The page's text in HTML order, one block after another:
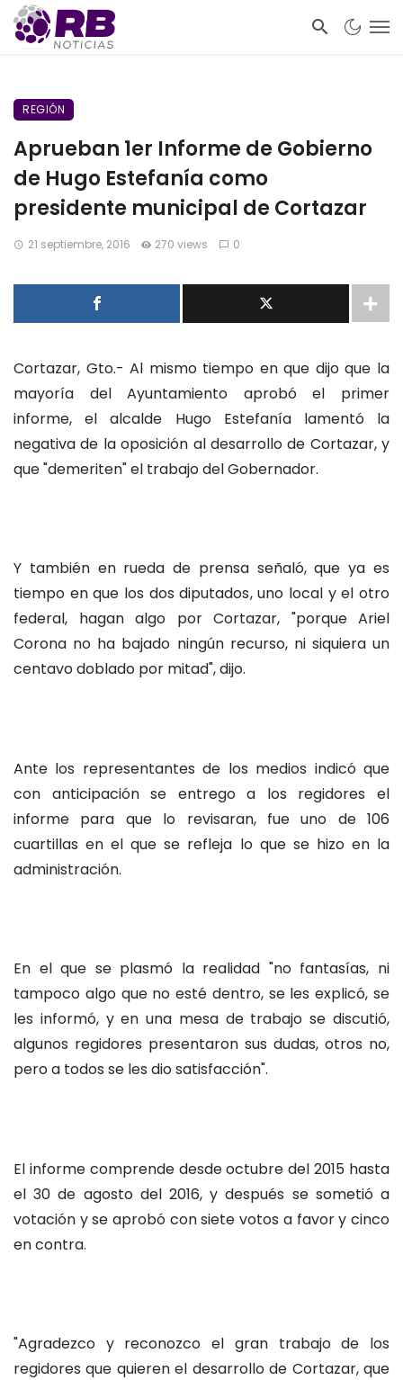
REGIÓN
Aprueban 1er Informe de Gobierno
de Hugo Estefanía como
presidente municipal de Cortazar
21 septiembre, 2016 270 views 0
Cortazar, Gto.- Al mismo tiempo en que dijo que la
mayoría del Ayuntamiento aprobó el primer
informe, el alcalde Hugo Estefanía lamentó la
negativa de la oposición al desarrollo de Cortazar, y
que "demeriten" el trabajo del Gobernador.
Y también en rueda de prensa señaló, que ya es
tiempo en que los dos diputados, uno local y el otro
federal, hagan algo por Cortazar, "porque Ariel
Corona no ha bajado ningún recurso, ni siquiera un
centavo doblado por mitad", dijo.
Ante los representantes de los medios indicó que
con anticipación se entrego a los regidores el
informe para que lo revisaran, fue uno de 106
cuartillas en el que se refleja lo que se hizo en la
administración.
En el que se plasmó la realidad "no fantasías, ni
tampoco algo que no esté dentro, se les explicó, se
les informó, y en una mesa de trabajo se discutió,
algunos regidores presentaron sus dudas, otros no,
pero a todos se les dio satisfacción".
El informe comprende desde octubre del 2015 hasta
el 30 de agosto del 2016, y después se sometió a
votación y se aprobó con siete votos a favor y cinco
en contra.
"Agradezco y reconozco el gran trabajo de los
regidores que quieren el desarrollo de Cortazar, que